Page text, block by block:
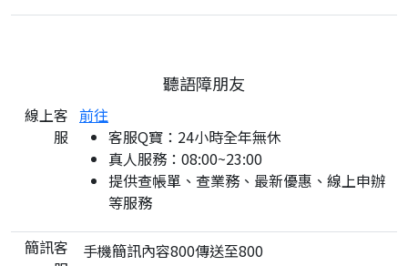
聽語障朋友
線上客
服
前往
客服Q寶：24小時全年無休
真人服務：08:00~23:00
提供查帳單、查業務、最新優惠、線上申辦
等服務
簡訊客
手機簡訊內容800傳送至800